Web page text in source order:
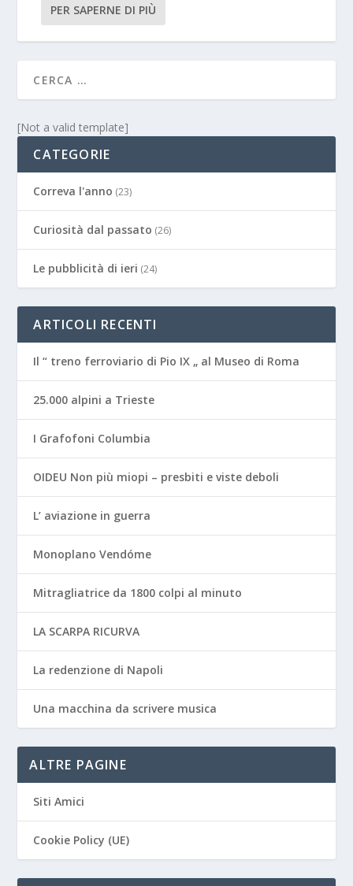
PER SAPERNE DI PIÙ
[Not a valid template]
CATEGORIE
Correva l'anno (23)
Curiosità dal passato (26)
Le pubblicità di ieri (24)
ARTICOLI RECENTI
Il “ treno ferroviario di Pio IX „ al Museo di Roma
25.000 alpini a Trieste
I Grafofoni Columbia
OIDEU Non più miopi – presbiti e viste deboli
L’ aviazione in guerra
Monoplano Vendóme
Mitragliatrice da 1800 colpi al minuto
LA SCARPA RICURVA
La redenzione di Napoli
Una macchina da scrivere musica
ALTRE PAGINE
Siti Amici
Cookie Policy (UE)